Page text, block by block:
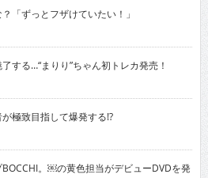
「ずっとフザけていたい！」
する…“まりり”ちゃん初トレカ発売！
極致目指して爆発する!?
。￼の黄色担当がデビューDVDを発